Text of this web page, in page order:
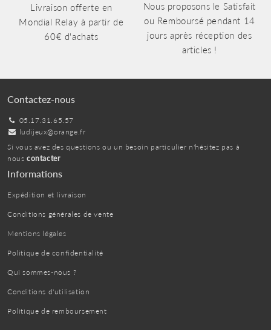
Livraison offerte en
Mondial Relay à partir de
60€ d'achats
Nous proposons le Satisfait
ou Remboursé pendant 14
jours après réception des
articles !
Contactez-nous
05.17.31.65.57
ludijeux@orange.fr
Si vous avez des questions ou un besoin particulier n'hésitez pas à
nous contacter
Informations
Expédition et livraison
Conditions générales de vente
Mentions légales
Politique de confidentialité
Qui sommes-nous ?
Conditions d'utilisation
Politique de remboursement